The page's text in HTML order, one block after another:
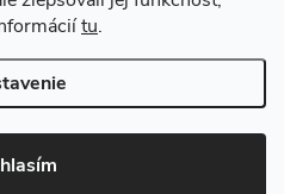
tu.
. Všetky práva vyhradené.